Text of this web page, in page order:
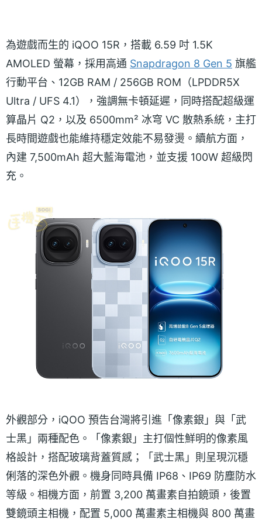
為遊戲而生的 iQOO 15R，搭載 6.59 吋 1.5K
AMOLED 螢幕，採用高通 Snapdragon 8 Gen 5 旗艦
行動平台、12GB RAM / 256GB ROM（LPDDR5X
Ultra / UFS 4.1），強調無卡頓延遲，同時搭配超級運
算晶片 Q2，以及 6500mm² 冰穹 VC 散熱系統，主打
長時間遊戲也能維持穩定效能不易發燙。續航方面，
內建 7,500mAh 超大藍海電池，並支援 100W 超級閃
充。
外觀部分，iQOO 預告台灣將引進「像素銀」與「武
士黑」兩種配色。「像素銀」主打個性鮮明的像素風
格設計，搭配玻璃背蓋質感；「武士黑」則呈現沉穩
俐落的深色外觀。機身同時具備 IP68、IP69 防塵防水
等級。相機方面，前置 3,200 萬畫素自拍鏡頭，後置
雙鏡頭主相機，配置 5,000 萬畫素主相機與 800 萬畫